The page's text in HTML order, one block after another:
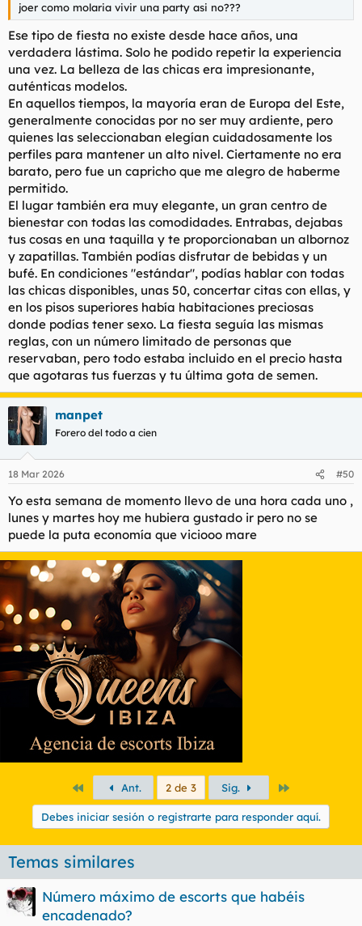
joer como molaria vivir una party asi no???
Ese tipo de fiesta no existe desde hace años, una
verdadera lástima. Solo he podido repetir la experiencia
una vez. La belleza de las chicas era impresionante,
auténticas modelos.
En aquellos tiempos, la mayoría eran de Europa del Este,
generalmente conocidas por no ser muy ardiente, pero
quienes las seleccionaban elegían cuidadosamente los
perfiles para mantener un alto nivel. Ciertamente no era
barato, pero fue un capricho que me alegro de haberme
permitido.
El lugar también era muy elegante, un gran centro de
bienestar con todas las comodidades. Entrabas, dejabas
tus cosas en una taquilla y te proporcionaban un albornoz
y zapatillas. También podías disfrutar de bebidas y un
bufé. En condiciones "estándar", podías hablar con todas
las chicas disponibles, unas 50, concertar citas con ellas, y
en los pisos superiores había habitaciones preciosas
donde podías tener sexo. La fiesta seguía las mismas
reglas, con un número limitado de personas que
reservaban, pero todo estaba incluido en el precio hasta
que agotaras tus fuerzas y tu última gota de semen.
manpet
Forero del todo a cien
18 Mar 2026 #50
Yo esta semana de momento llevo de una hora cada uno ,
lunes y martes hoy me hubiera gustado ir pero no se
puede la puta economía que viciooo mare
PrimeroAnt. 2 de 3 Sig.
Debes iniciar sesión o registrarte para responder aquí.
Temas similares
Número máximo de escorts que habéis
encadenado?